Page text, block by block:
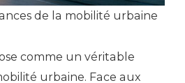
de la mobilité urbaine
comme un véritable
urbaine. Face aux